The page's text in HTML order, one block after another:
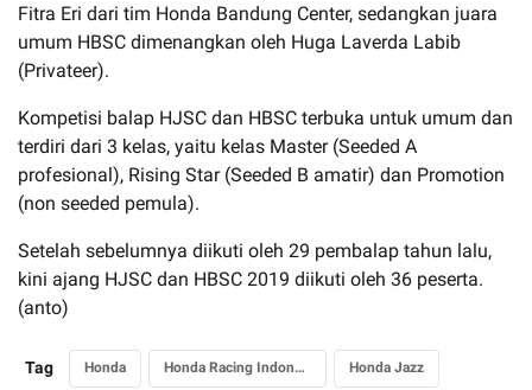
Fitra Eri dari tim Honda Bandung Center, sedangkan juara
umum HBSC dimenangkan oleh Huga Laverda Labib
(Privateer).
Kompetisi balap HJSC dan HBSC terbuka untuk umum dan
terdiri dari 3 kelas, yaitu kelas Master (Seeded A
profesional), Rising Star (Seeded B amatir) dan Promotion
(non seeded pemula).
Setelah sebelumnya diikuti oleh 29 pembalap tahun lalu,
kini ajang HJSC dan HBSC 2019 diikuti oleh 36 peserta.
(anto)
Tag Honda Honda Racing Indonesia Honda Jazz